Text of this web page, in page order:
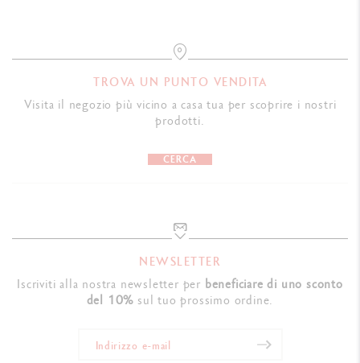
TROVA UN PUNTO VENDITA
Visita il negozio più vicino a casa tua per scoprire i nostri
prodotti.
CERCA
NEWSLETTER
Iscriviti alla nostra newsletter per beneficiare di uno sconto
del 10% sul tuo prossimo ordine.